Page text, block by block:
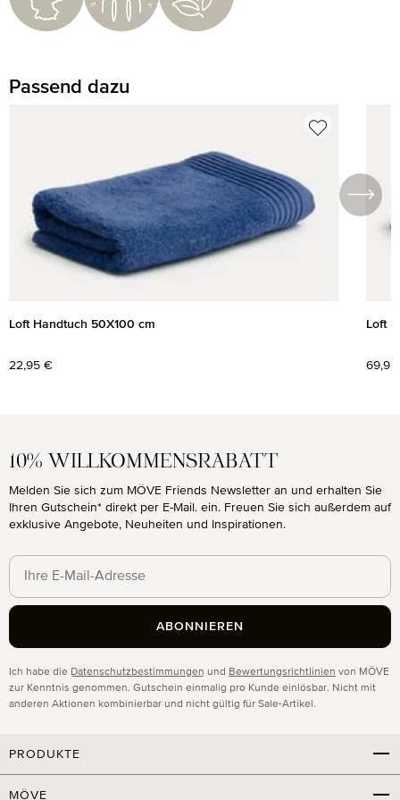
Passend dazu
Loft Handtuch 50X100 cm
Regulärer Preis:
22,95 €
Loft
10% WILLKOMMENSRABATT
Melden Sie sich zum MÖVE Friends Newsletter an und erhalten Sie
Ihren Gutschein* direkt per E-Mail. ein. Freuen Sie sich außerdem auf
exklusive Angebote, Neuheiten und Inspirationen.
Ich habe die Datenschutzbestimmungen und Bewertungsrichtlinien von MÖVE
zur Kenntnis genommen. Gutschein einmalig pro Kunde einlösbar. Nicht mit
anderen Aktionen kombinierbar und nicht gültig für Sale-Artikel.
ABONNIEREN
PRODUKTE
MÖVE